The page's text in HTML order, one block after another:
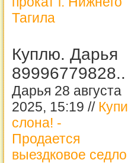
Тагила
Куплю. Дарья
89996779828..
Дарья 28 августа
2025, 15:19 // Купи
слона! -
Продается
выездковое седло